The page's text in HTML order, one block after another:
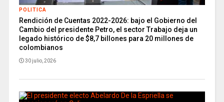
POLITICA
Rendición de Cuentas 2022-2026: bajo el Gobierno del
Cambio del presidente Petro, el sector Trabajo deja un
legado histórico de $8,7 billones para 20 millones de
colombianos
30 julio, 2026